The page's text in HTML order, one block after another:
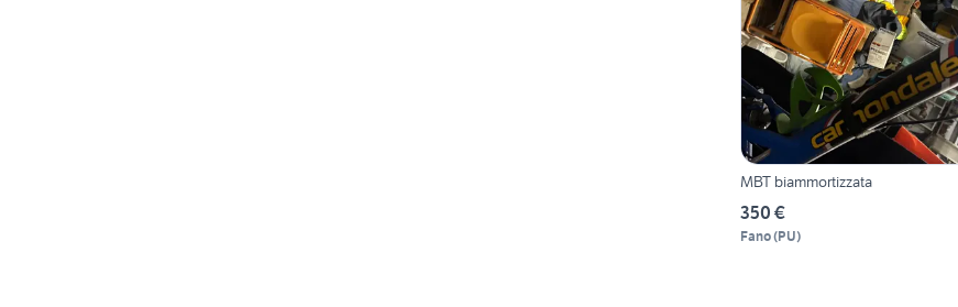
MBT biammortizzata
350 €
Fano(PU)